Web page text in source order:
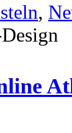
,